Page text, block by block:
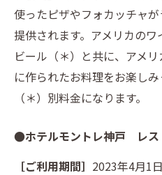
使ったピザやフォカッチャ
提供されます。アメリカの
ビール（＊）と共に、アメ
に作られたお料理をお楽しみ
（＊）別料金になります。
●ホテルモントレ神戸 レス
［ご利用期間］ 2023年4月1